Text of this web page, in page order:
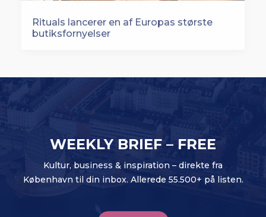
butiksfornyelser
WEEKLY BRIEF – FREE
Kultur, business & inspiration – direkte fra
København til din inbox. Allerede 55.500+ på listen.